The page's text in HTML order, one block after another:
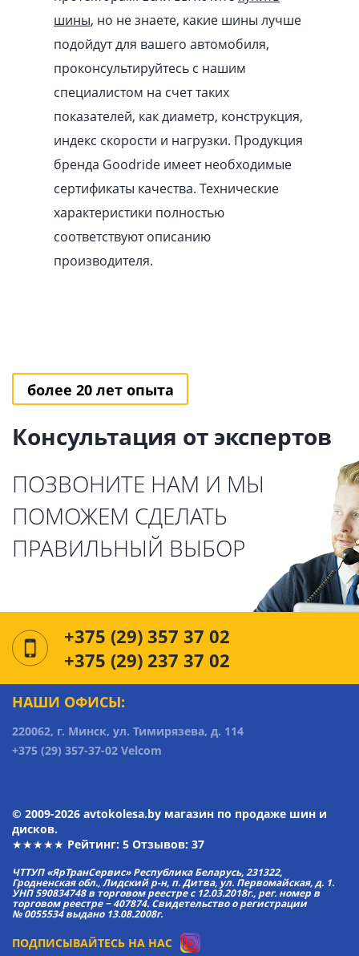
шины, но не знаете, какие шины лучше
подойдут для вашего автомобиля,
проконсультируйтесь с нашим
специалистом на счет таких
показателей, как диаметр, конструкция,
индекс скорости и нагрузки. Продукция
бренда Goodride имеет необходимые
сертификаты качества. Технические
характеристики полностью
соответствуют описанию
производителя.
более 20 лет опыта
Консультация от экспертов
ПОЗВОНИТЕ НАМ И МЫ
ПОМОЖЕМ СДЕЛАТЬ
ПРАВИЛЬНЫЙ ВЫБОР
+375 (29) 357 37 02
+375 (29) 237 37 02
НАШИ ОФИСЫ:
220062, г. Минск, ул. Тимирязева, д. 114
+375 (29) 357-37-02 Velcom
© 2009-2026 avtokolesa.by магазин по продаже шин и
дисков.
★★★★★ Рейтинг: 5 Отзывов: 37
ЧТТУП «ЯрТранСервис» Республика Беларусь, 231322,
Гродненская обл., Лидский р-н, п. Дитва, ул. Первомайская, д. 1.
УНП 590834748 в торговом реестре с 12.03.2018г., рег. номер в
торговом реестре − 407874. Свидетельство о регистрации
№ 0055534 выдано 13.08.2008г.
ПОДПИСЫВАЙТЕСЬ НА НАС